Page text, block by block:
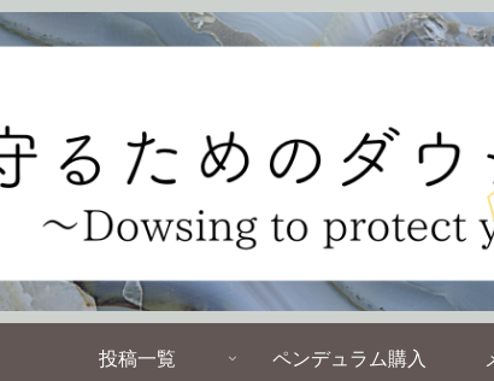
投稿一覧 ペンデュラム購入